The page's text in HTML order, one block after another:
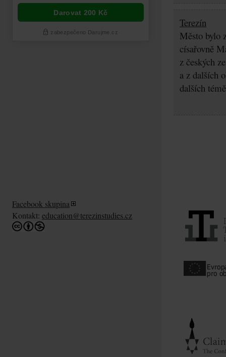
Terezín
Město bylo
císařovně
z českých
a z dalších
dalších
Facebook skupina
Kontakt: education@terezinstudies.cz